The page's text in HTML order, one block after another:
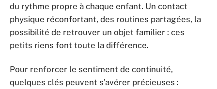
du rythme propre à chaque enfant. Un contact
physique réconfortant, des routines partagées, la
possibilité de retrouver un objet familier : ces
petits riens font toute la différence.
Pour renforcer le sentiment de continuité,
quelques clés peuvent s’avérer précieuses :